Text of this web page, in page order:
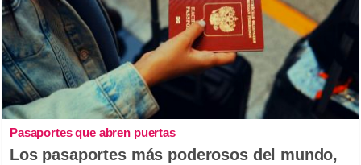
Pasaportes que abren puertas
Los pasaportes más poderosos del mundo,